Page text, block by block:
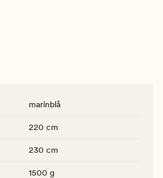
marinblå
220 cm
230 cm
1500 g